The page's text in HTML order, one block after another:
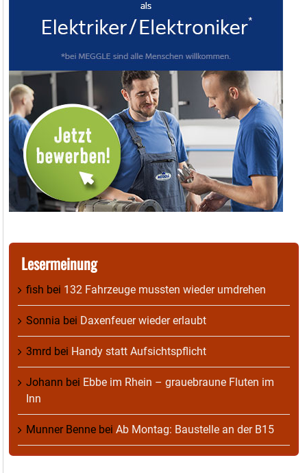
Lesermeinung
fish bei 132 Fahrzeuge mussten wieder umdrehen
Sonnia bei Daxenfeuer wieder erlaubt
3mrd bei Handy statt Aufsichtspflicht
Johann bei Ebbe im Rhein – grauebraune Fluten im
Inn
Munner Benne bei Ab Montag: Baustelle an der B15